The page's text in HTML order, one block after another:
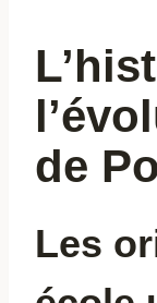
de
Les